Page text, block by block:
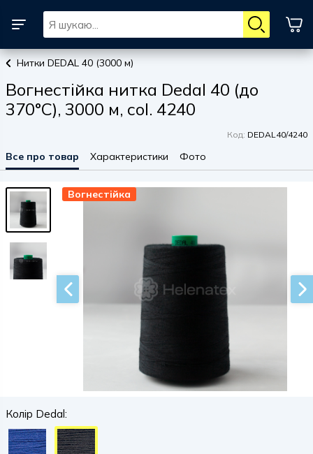
Нитки DEDAL 40 (3000 м)
Вогнестійка нитка Dedal 40 (до
370°C), 3000 м, col. 4240
Код: DEDAL40/4240
Все про товар Характеристики Фото
Вогнестійка
Вогнестійка
Колір Dedal: